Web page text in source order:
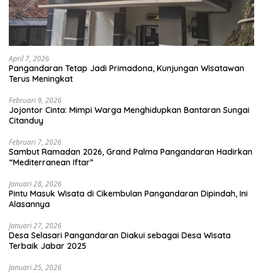
April 7, 2026
Pangandaran Tetap Jadi Primadona, Kunjungan Wisatawan
Terus Meningkat
Februari 9, 2026
Jojontor Cinta: Mimpi Warga Menghidupkan Bantaran Sungai
Citanduy
Februari 7, 2026
Sambut Ramadan 2026, Grand Palma Pangandaran Hadirkan
“Mediterranean Iftar”
Januari 28, 2026
Pintu Masuk Wisata di Cikembulan Pangandaran Dipindah, Ini
Alasannya
Januari 27, 2026
Desa Selasari Pangandaran Diakui sebagai Desa Wisata
Terbaik Jabar 2025
Januari 25, 2026